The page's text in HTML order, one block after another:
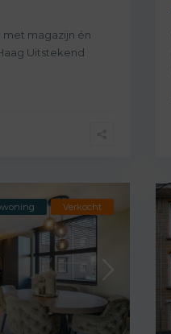
magazijn én
Uitstekend
Verkocht